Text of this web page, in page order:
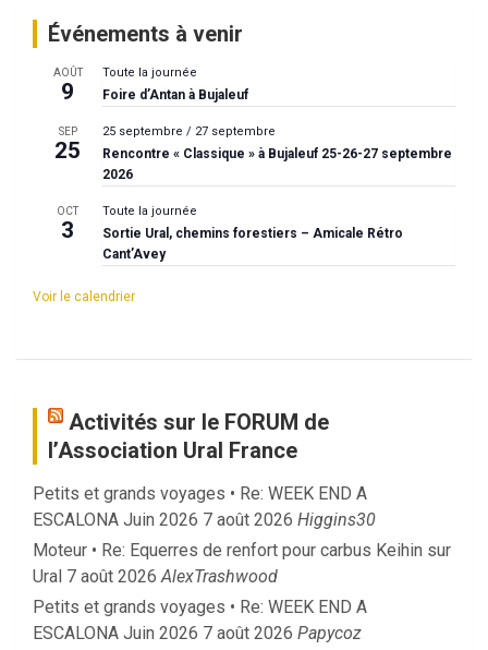
Événements à venir
AOÛT
9
Toute la journée
Foire d’Antan à Bujaleuf
SEP
25
25 septembre / 27 septembre
Rencontre « Classique » à Bujaleuf 25-26-27 septembre
2026
OCT
3
Toute la journée
Sortie Ural, chemins forestiers – Amicale Rétro
Cant’Avey
Voir le calendrier
Activités sur le FORUM de
l’Association Ural France
Petits et grands voyages • Re: WEEK END A
ESCALONA Juin 2026 7 août 2026 Higgins30
Moteur • Re: Equerres de renfort pour carbus Keihin sur
Ural 7 août 2026 AlexTrashwood
Petits et grands voyages • Re: WEEK END A
ESCALONA Juin 2026 7 août 2026 Papycoz